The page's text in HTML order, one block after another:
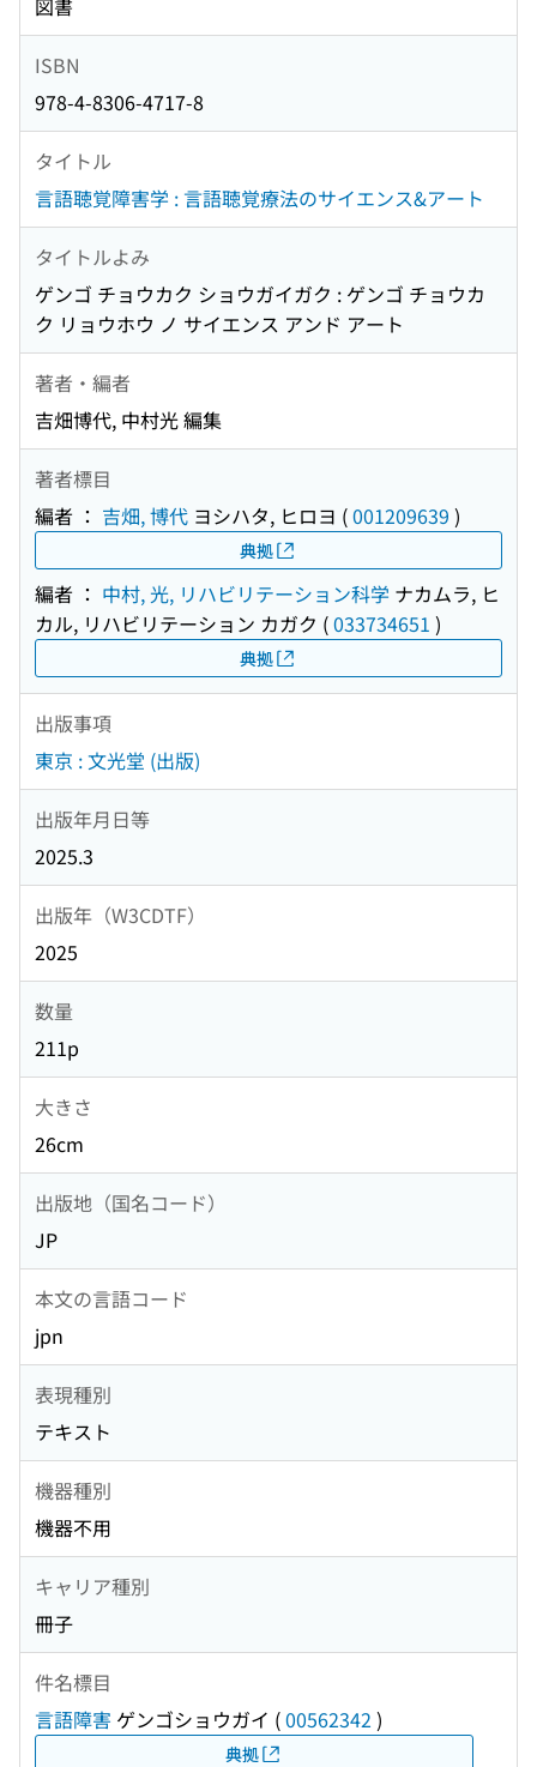
図書
ISBN
978-4-8306-4717-8
タイトル
言語聴覚障害学 : 言語聴覚療法のサイエンス&アート
タイトルよみ
ゲンゴ チョウカク ショウガイガク : ゲンゴ チョウカ
ク リョウホウ ノ サイエンス アンド アート
著者・編者
吉畑博代, 中村光 編集
著者標目
編者 ： 吉畑, 博代 ヨシハタ, ヒロヨ (001209639 )
典拠
編者 ： 中村, 光, リハビリテーション科学 ナカムラ, ヒ
カル, リハビリテーション カガク (033734651 )
典拠
出版事項
東京 : 文光堂 (出版)
出版年月日等
2025.3
出版年（W3CDTF）
2025
数量
211p
大きさ
26cm
出版地（国名コード）
JP
本文の言語コード
jpn
表現種別
テキスト
機器種別
機器不用
キャリア種別
冊子
件名標目
言語障害 ゲンゴショウガイ (00562342 )
典拠